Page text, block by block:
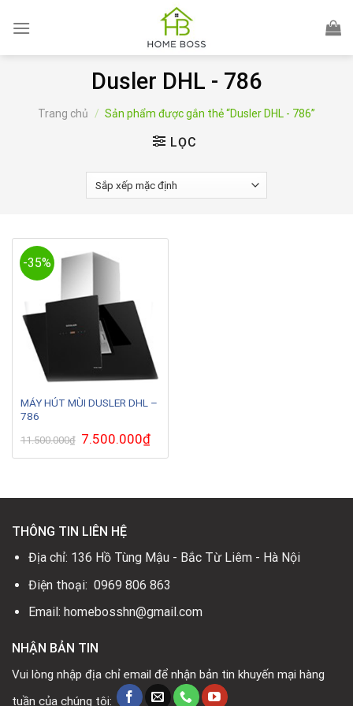
Dusler DHL - 786
Trang chủ / Sản phẩm được gắn thẻ “Dusler DHL - 786”
LỌC
-35%
MÁY HÚT MÙI DUSLER DHL –
786
11.500.000₫ Giá
gốc
là:
7.500.000₫Giá
hiện
tại
THÔNG TIN LIÊN HỆ
Địa chỉ: 136 Hồ Tùng Mậu - Bắc Từ Liêm - Hà Nội
Điện thoại: 0969 806 863
Email: homebosshn@gmail.com
NHẬN BẢN TIN
Vui lòng nhập địa chỉ email để nhận bản tin khuyến mại hàng
tuần của chúng tôi: